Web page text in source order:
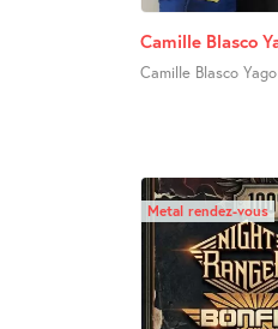
Camille Blasco
Camille Blasco
Metal rendez-vous